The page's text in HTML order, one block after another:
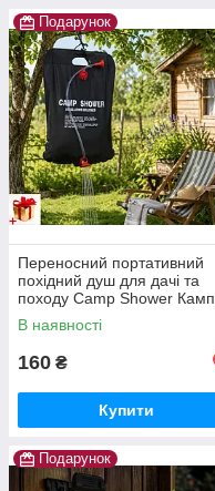
Подарунок
Переносний портативний
похідний душ для дачі та
походу Camp Shower Камп
Шовер 20 л/5 галонів
В наявності
160 ₴
Купити
Подарунок